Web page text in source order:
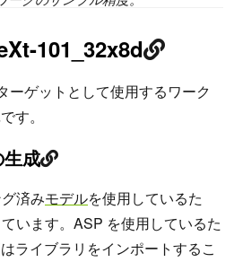
101_32x8d
ーゲットとして使用するワーク
す。
成
済みモデルを使用しているた
います。ASP を使用しているた
ライブラリをインポートするこ